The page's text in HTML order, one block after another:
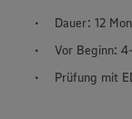
Dauer: 12
Vor Beginn:
Prüfung mit